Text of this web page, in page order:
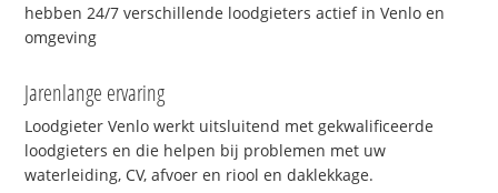
hebben 24/7 verschillende loodgieters actief in Venlo en
omgeving
Jarenlange ervaring
Loodgieter Venlo werkt uitsluitend met gekwalificeerde
loodgieters en die helpen bij problemen met uw
waterleiding, CV, afvoer en riool en daklekkage.